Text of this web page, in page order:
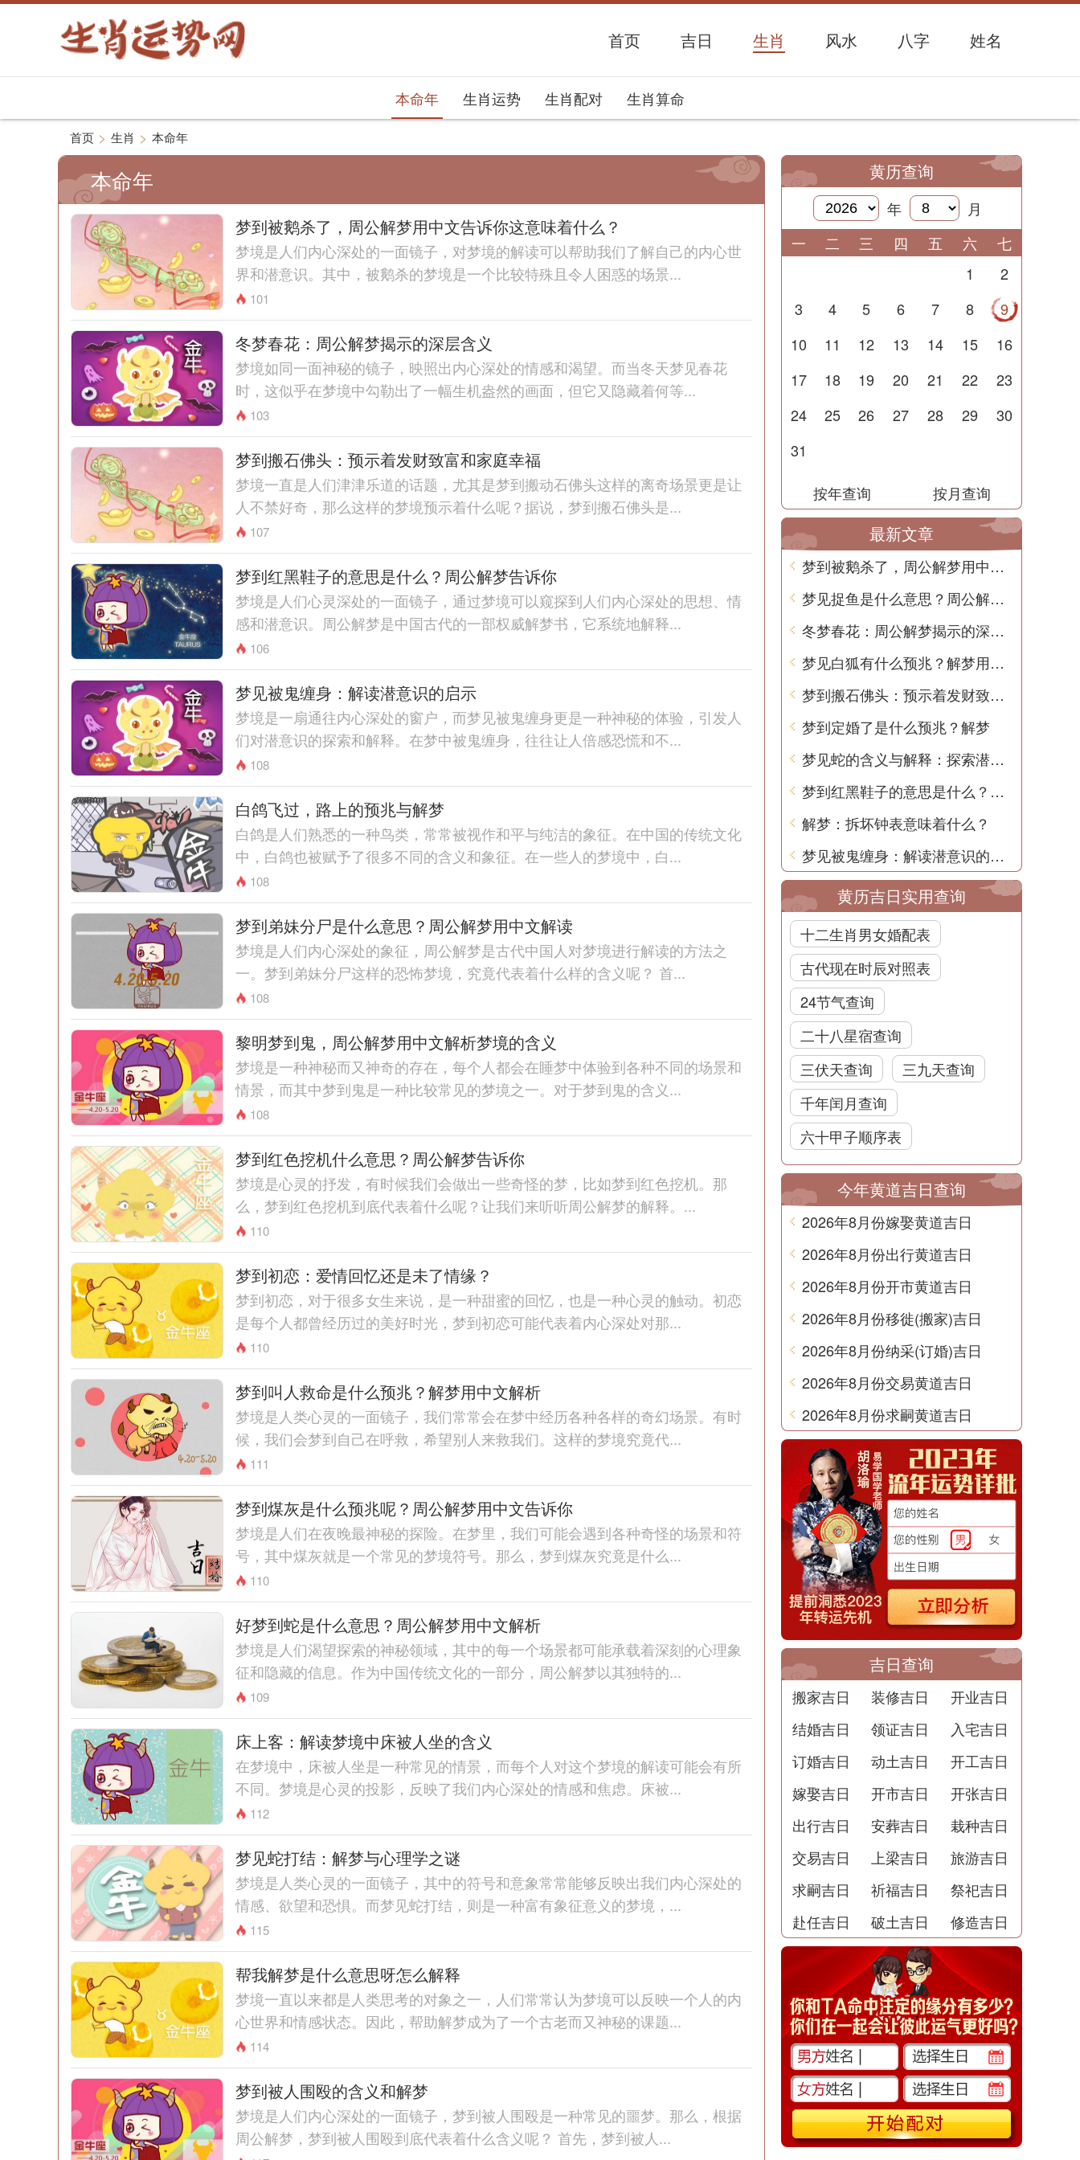
首页 吉日 生肖 风水 八字 姓名
本命年 生肖运势 生肖配对 生肖算命
首页 > 生肖 > 本命年
本命年
梦到被鹅杀了，周公解梦用中文告诉你这意味着什么？
梦境是人们内心深处的一面镜子，对梦境的解读可以帮助我们了解自己的内心世
界和潜意识。其中，被鹅杀的梦境是一个比较特殊且令人困惑的场景...
101
冬梦春花：周公解梦揭示的深层含义
梦境如同一面神秘的镜子，映照出内心深处的情感和渴望。而当冬天梦见春花
时，这似乎在梦境中勾勒出了一幅生机盎然的画面，但它又隐藏着何等...
103
梦到搬石佛头：预示着发财致富和家庭幸福
梦境一直是人们津津乐道的话题，尤其是梦到搬动石佛头这样的离奇场景更是让
人不禁好奇，那么这样的梦境预示着什么呢？据说，梦到搬石佛头是...
107
梦到红黑鞋子的意思是什么？周公解梦告诉你
梦境是人们心灵深处的一面镜子，通过梦境可以窥探到人们内心深处的思想、情
感和潜意识。周公解梦是中国古代的一部权威解梦书，它系统地解释...
106
梦见被鬼缠身：解读潜意识的启示
梦境是一扇通往内心深处的窗户，而梦见被鬼缠身更是一种神秘的体验，引发人
们对潜意识的探索和解释。在梦中被鬼缠身，往往让人倍感恐慌和不...
108
白鸽飞过，路上的预兆与解梦
白鸽是人们熟悉的一种鸟类，常常被视作和平与纯洁的象征。在中国的传统文化
中，白鸽也被赋予了很多不同的含义和象征。在一些人的梦境中，白...
108
梦到弟妹分尸是什么意思？周公解梦用中文解读
梦境是人们内心深处的象征，周公解梦是古代中国人对梦境进行解读的方法之
一。梦到弟妹分尸这样的恐怖梦境，究竟代表着什么样的含义呢？ 首...
108
黎明梦到鬼，周公解梦用中文解析梦境的含义
梦境是一种神秘而又神奇的存在，每个人都会在睡梦中体验到各种不同的场景和
情景，而其中梦到鬼是一种比较常见的梦境之一。对于梦到鬼的含义...
108
梦到红色挖机什么意思？周公解梦告诉你
梦境是心灵的抒发，有时候我们会做出一些奇怪的梦，比如梦到红色挖机。那
么，梦到红色挖机到底代表着什么呢？让我们来听听周公解梦的解释。...
110
梦到初恋：爱情回忆还是未了情缘？
梦到初恋，对于很多女生来说，是一种甜蜜的回忆，也是一种心灵的触动。初恋
是每个人都曾经历过的美好时光，梦到初恋可能代表着内心深处对那...
110
梦到叫人救命是什么预兆？解梦用中文解析
梦境是人类心灵的一面镜子，我们常常会在梦中经历各种各样的奇幻场景。有时
候，我们会梦到自己在呼救，希望别人来救我们。这样的梦境究竟代...
111
梦到煤灰是什么预兆呢？周公解梦用中文告诉你
梦境是人们在夜晚最神秘的探险。在梦里，我们可能会遇到各种奇怪的场景和符
号，其中煤灰就是一个常见的梦境符号。那么，梦到煤灰究竟是什么...
110
好梦到蛇是什么意思？周公解梦用中文解析
梦境是人们渴望探索的神秘领域，其中的每一个场景都可能承载着深刻的心理象
征和隐藏的信息。作为中国传统文化的一部分，周公解梦以其独特的...
109
床上客：解读梦境中床被人坐的含义
在梦境中，床被人坐是一种常见的情景，而每个人对这个梦境的解读可能会有所
不同。梦境是心灵的投影，反映了我们内心深处的情感和焦虑。床被...
112
梦见蛇打结：解梦与心理学之谜
梦境是人类心灵的一面镜子，其中的符号和意象常常能够反映出我们内心深处的
情感、欲望和恐惧。而梦见蛇打结，则是一种富有象征意义的梦境，...
115
帮我解梦是什么意思呀怎么解释
梦境一直以来都是人类思考的对象之一，人们常常认为梦境可以反映一个人的内
心世界和情感状态。因此，帮助解梦成为了一个古老而又神秘的课题...
114
梦到被人围殴的含义和解梦
梦境是人们内心深处的一面镜子，梦到被人围殴是一种常见的噩梦。那么，根据
周公解梦，梦到被人围殴到底代表着什么含义呢？ 首先，梦到被人...
黄历查询
年
月
一
二 三 四 五 六
七
1
2
3
4 5 6 7 8
9
10
11 12 13 14 15
16
17
18 19 20 21 22
23
24
25 26 27 28 29
30
31
按年查询 按月查询
最新文章
梦到被鹅杀了，周公解梦用中文告诉你这意味着什么？
梦见捉鱼是什么意思？周公解梦告诉你
冬梦春花：周公解梦揭示的深层含义
梦见白狐有什么预兆？解梦用中文写一篇文章
梦到搬石佛头：预示着发财致富和家庭幸福
梦到定婚了是什么预兆？解梦
梦见蛇的含义与解释：探索潜意识的奥秘
梦到红黑鞋子的意思是什么？周公解梦告诉你
解梦：拆坏钟表意味着什么？
梦见被鬼缠身：解读潜意识的启示
黄历吉日实用查询
十二生肖男女婚配表
古代现在时辰对照表
24节气查询
二十八星宿查询
三伏天查询
三九天查询
千年闰月查询
六十甲子顺序表
今年黄道吉日查询
2026年8月份嫁娶黄道吉日
2026年8月份出行黄道吉日
2026年8月份开市黄道吉日
2026年8月份移徙(搬家)吉日
2026年8月份纳采(订婚)吉日
2026年8月份交易黄道吉日
2026年8月份求嗣黄道吉日
吉日查询
搬家吉日 装修吉日
开业吉日
结婚吉日
领证吉日
入宅吉日
订婚吉日
动土吉日
开工吉日
嫁娶吉日
开市吉日
开张吉日
出行吉日
安葬吉日
栽种吉日
交易吉日
上梁吉日
旅游吉日
求嗣吉日
祈福吉日
祭祀吉日
赴任吉日
破土吉日 修造吉日